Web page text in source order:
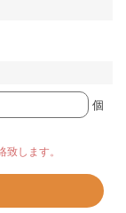
個
します。